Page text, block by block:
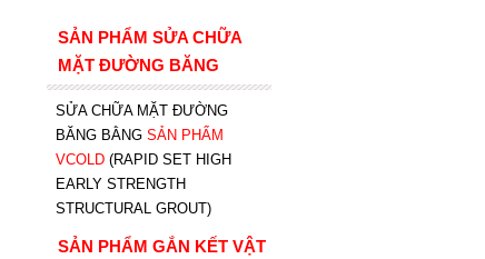
SẢN PHẨM SỬA CHỮA
MẶT ĐƯỜNG BĂNG
SỬA CHỮA MẶT ĐƯỜNG
BĂNG BẰNG SẢN PHẨM
VCOLD (RAPID SET HIGH
EARLY STRENGTH
STRUCTURAL GROUT)
SẢN PHẨM GẮN KẾT VẬT